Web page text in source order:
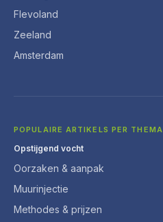
Flevoland
Zeeland
Amsterdam
POPULAIRE ARTIKELS PER THEMA
Opstijgend vocht
Oorzaken & aanpak
Muurinjectie
Methodes & prijzen